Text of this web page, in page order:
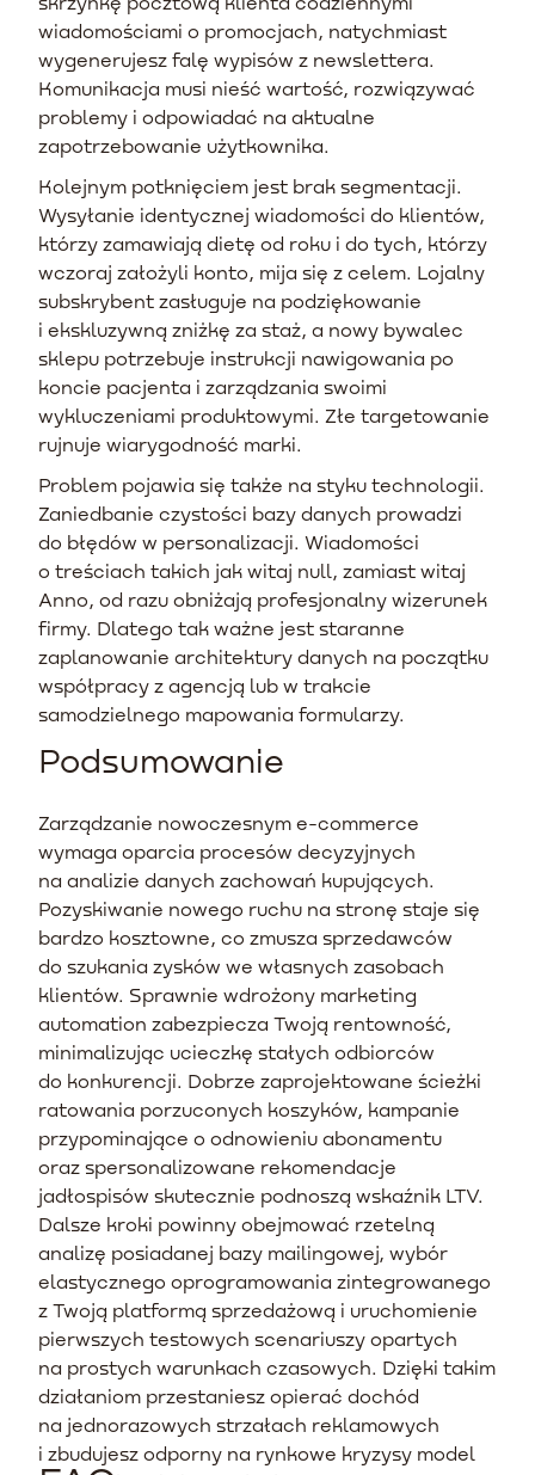
wiadomościami o promocjach, natychmiast
wygenerujesz falę wypisów z newslettera.
Komunikacja musi nieść wartość, rozwiązywać
problemy i odpowiadać na aktualne
zapotrzebowanie użytkownika.
Kolejnym potknięciem jest brak segmentacji.
Wysyłanie identycznej wiadomości do klientów,
którzy zamawiają dietę od roku i do tych, którzy
wczoraj założyli konto, mija się z celem. Lojalny
subskrybent zasługuje na podziękowanie
i ekskluzywną zniżkę za staż, a nowy bywalec
sklepu potrzebuje instrukcji nawigowania po
koncie pacjenta i zarządzania swoimi
wykluczeniami produktowymi. Złe targetowanie
rujnuje wiarygodność marki.
Problem pojawia się także na styku technologii.
Zaniedbanie czystości bazy danych prowadzi
do błędów w personalizacji. Wiadomości
o treściach takich jak witaj null, zamiast witaj
Anno, od razu obniżają profesjonalny wizerunek
firmy. Dlatego tak ważne jest staranne
zaplanowanie architektury danych na początku
współpracy z agencją lub w trakcie
samodzielnego mapowania formularzy.
Podsumowanie
Zarządzanie nowoczesnym e-commerce
wymaga oparcia procesów decyzyjnych
na analizie danych zachowań kupujących.
Pozyskiwanie nowego ruchu na stronę staje się
bardzo kosztowne, co zmusza sprzedawców
do szukania zysków we własnych zasobach
klientów. Sprawnie wdrożony marketing
automation zabezpiecza Twoją rentowność,
minimalizując ucieczkę stałych odbiorców
do konkurencji. Dobrze zaprojektowane ścieżki
ratowania porzuconych koszyków, kampanie
przypominające o odnowieniu abonamentu
oraz spersonalizowane rekomendacje
jadłospisów skutecznie podnoszą wskaźnik LTV.
Dalsze kroki powinny obejmować rzetelną
analizę posiadanej bazy mailingowej, wybór
elastycznego oprogramowania zintegrowanego
z Twoją platformą sprzedażową i uruchomienie
pierwszych testowych scenariuszy opartych
na prostych warunkach czasowych. Dzięki takim
działaniom przestaniesz opierać dochód
na jednorazowych strzałach reklamowych
i zbudujesz odporny na rynkowe kryzysy model